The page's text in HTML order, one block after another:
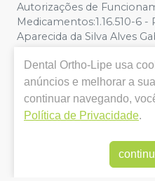
Autorizações de
Medicamentos:1.16.510-6
Aparecida da Silva Alves
ilustrativas - Os preços e
sujeitos a alterações. Em
no site, o valor válido é o
vendemos por atacado,
direito de não atender
Dental Ortho-Lipe usa
anúncios e melhorar a
continuar navegando,
Política de Privacidade.